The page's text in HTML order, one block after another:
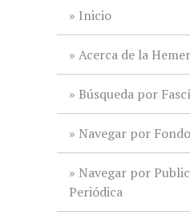
Inicio
Acerca de la
Búsqueda por
Navegar por
Navegar por
Periódica